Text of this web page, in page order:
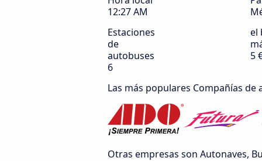
12:27 AM
Estaciones
de
autobuses
6
el
5
Las más populares Compañías de
Otras empresas son Autonaves,